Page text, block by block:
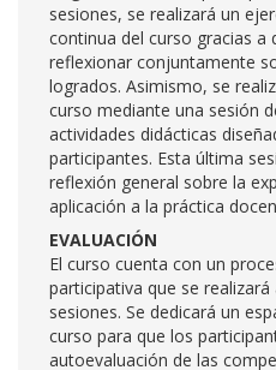
sesiones, se realizará un
continua del curso gracias a
reflexionar conjuntamente
logrados. Asimismo, se
curso mediante una sesión
actividades didácticas
participantes. Esta última
reflexión general sobre la
aplicación a la práctica
EVALUACIÓN
El curso cuenta con un
participativa que se
sesiones. Se dedicará un
curso para que los
autoevaluación de las